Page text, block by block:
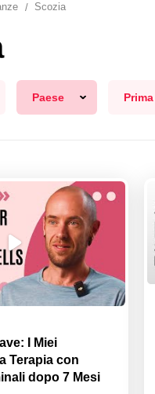
Scozia
Paese
I Miei
Terapia con
dopo 7 Mesi